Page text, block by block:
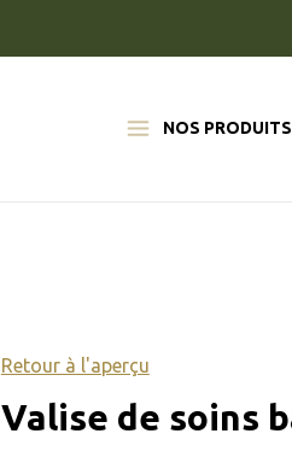
NOS PRODUITS
Retour à l'aperçu
Valise de soins